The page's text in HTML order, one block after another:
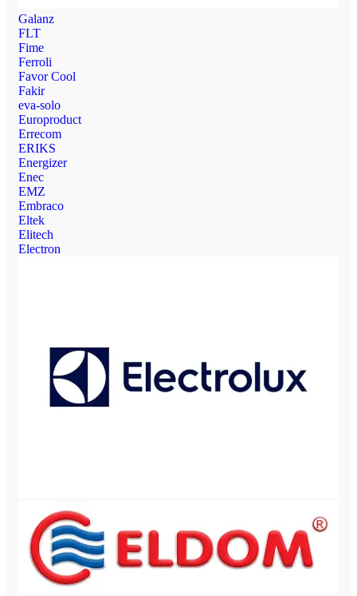
Galanz
FLT
Fime
Ferroli
Favor Cool
Fakir
eva-solo
Europroduct
Errecom
ERIKS
Energizer
Enec
EMZ
Embraco
Eltek
Elitech
Electron